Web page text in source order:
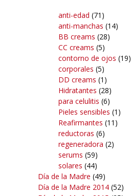
anti-edad (71)
anti-manchas (14)
BB creams (28)
CC creams (5)
contorno de ojos (19)
corporales (5)
DD creams (1)
Hidratantes (28)
para celulitis (6)
Pieles sensibles (1)
Reafirmantes (11)
reductoras (6)
regeneradora (2)
serums (59)
solares (44)
Día de la Madre (49)
Día de la Madre 2014 (52)